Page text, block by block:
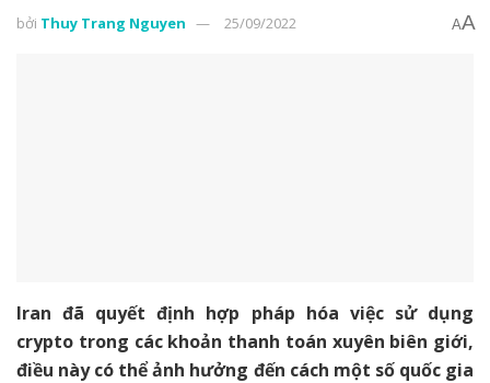
bởi Thuy Trang Nguyen 25/09/2022 AA
Iran đã quyết định hợp pháp hóa việc sử dụng
crypto trong các khoản thanh toán xuyên biên giới,
điều này có thể ảnh hưởng đến cách một số quốc gia